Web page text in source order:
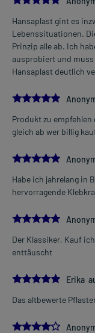
Hansaplast gint es
Lebenssituationen.
Prinzip alle ab. Ich
ausprobiert und muss
Hansaplast deutlich
5.0
Produkt zu
gleich ab wer billig
5.0
Habe ich jahrelang in
hervorragende
5.0
Der Klassiker, Kauf
enttäuscht
5.0
Erika
Das altbewerte
4.0